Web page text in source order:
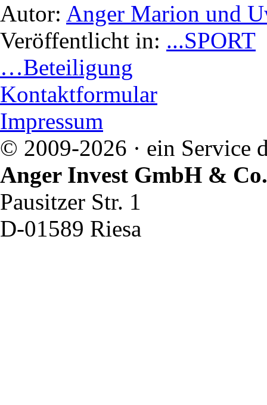
Autor: Anger Marion und
Veröffentlicht in: ...SPORT
…Beteiligung
Kontaktformular
Impressum
© 2009-2026 · ein Service
Anger Invest GmbH &
Pausitzer Str. 1
D-01589 Riesa